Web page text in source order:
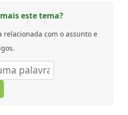
este tema?
relacionada com o assunto e